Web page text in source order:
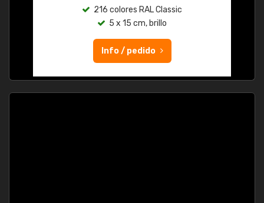
216 colores RAL Classic
5 x 15 cm, brillo
Info / pedido